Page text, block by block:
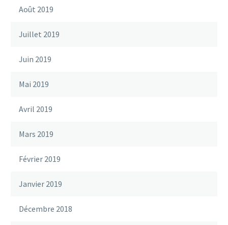
Août 2019
Juillet 2019
Juin 2019
Mai 2019
Avril 2019
Mars 2019
Février 2019
Janvier 2019
Décembre 2018